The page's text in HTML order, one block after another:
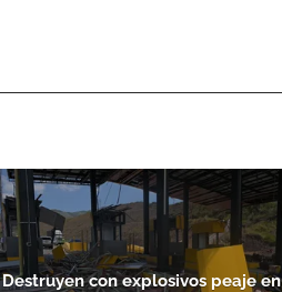
Destruyen con explosivos peaje en